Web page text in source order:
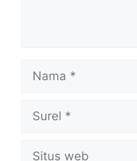
Nama
Surel
Situs